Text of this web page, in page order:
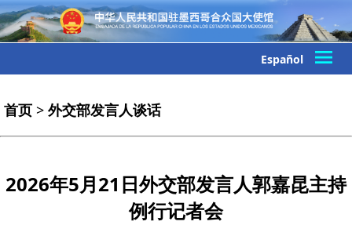
Español
首页 > 外交部发言人谈话
2026年5月21日外交部发言人郭嘉昆主持
例行记者会